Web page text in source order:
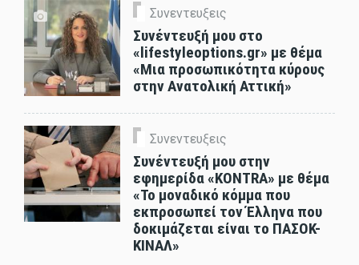
Συνεντευξεις
Συνέντευξή μου στο
«lifestyleoptions.gr» με θέμα
«Μια προσωπικότητα κύρους
στην Ανατολική Αττική»
Συνεντευξεις
Συνέντευξή μου στην
εφημερίδα «KONTRA» με θέμα
«To μοναδικό κόμμα που
εκπροσωπεί τον Έλληνα που
δοκιμάζεται είναι το ΠΑΣΟΚ-
ΚΙΝΑΛ»